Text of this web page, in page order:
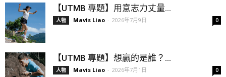
【UTMB 專題】用意志力丈量...
人物 Mavis Liao - 2026年7月9日 0
【UTMB 專題】想贏的是誰？...
人物 Mavis Liao - 2026年7月1日 0